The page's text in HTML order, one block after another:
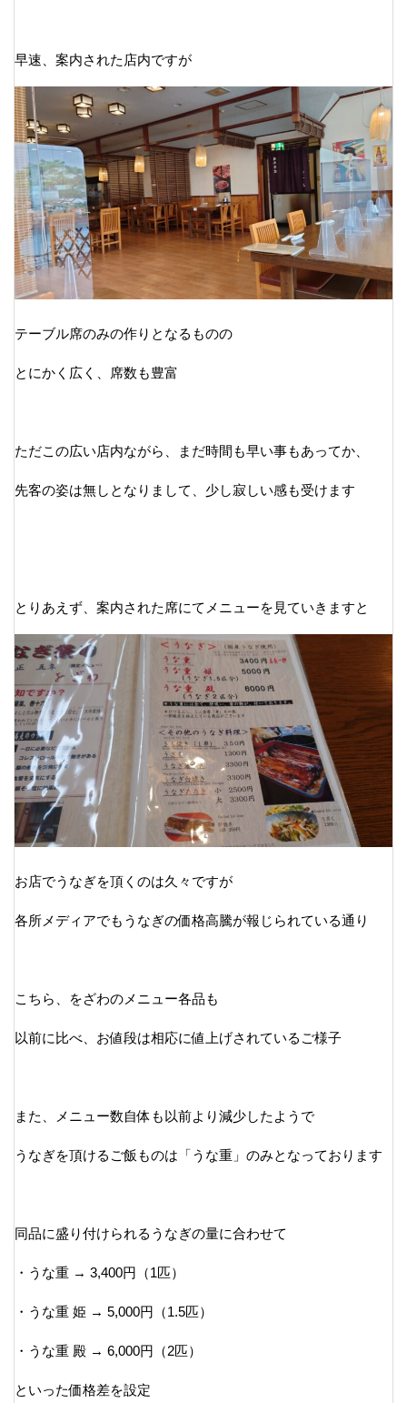
早速、案内された店内ですが
テーブル席のみの作りとなるものの
とにかく広く、席数も豊富
ただこの広い店内ながら、まだ時間も早い事もあってか、
先客の姿は無しとなりまして、少し寂しい感も受けます
とりあえず、案内された席にてメニューを見ていきますと
お店でうなぎを頂くのは久々ですが
各所メディアでもうなぎの価格高騰が報じられている通り
こちら、をざわのメニュー各品も
以前に比べ、お値段は相応に値上げされているご様子
また、メニュー数自体も以前より減少したようで
うなぎを頂けるご飯ものは「うな重」のみとなっております
同品に盛り付けられるうなぎの量に合わせて
・うな重 → 3,400円（1匹）
・うな重 姫 → 5,000円（1.5匹）
・うな重 殿 → 6,000円（2匹）
といった価格差を設定